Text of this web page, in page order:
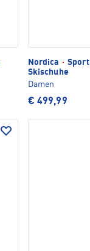
Nordica ·
Skischuhe
Damen
€ 499,99